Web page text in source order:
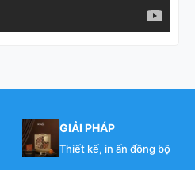
GIẢI PHÁP
Thiết kế, in ấn đồng bộ